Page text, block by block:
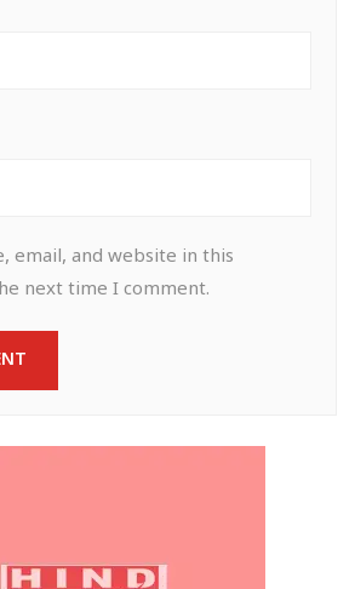
email, and website in this
next time I comment.